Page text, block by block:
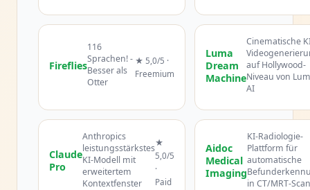
Fireflies
116
Sprachen! -
Besser als
Otter
★ 5,0/5 ·
Freemium
Luma
Dream
Machine
Cinematische
auf Hollywood-
Niveau von
AI
Claude
Pro
Anthropics
leistungsstärkstes
KI-Modell mit
erweitertem
Kontextfenster
★
5,0/5
·
Paid
Aidoc
Medical
Imaging
KI-Radiologie-
Plattform für
automatische
in CT/MRT-